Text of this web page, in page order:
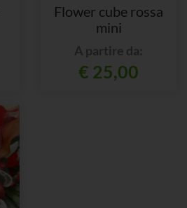
Flower cube rossa
mini
A partire da:
€ 25,00